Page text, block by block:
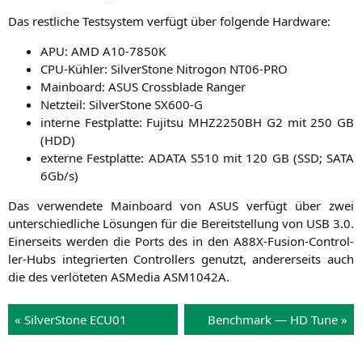
Das rest­li­che Test­sys­tem ver­fügt über fol­gen­de Hardware:
APU: AMD A10-7850K
CPU-Küh­ler: Sil­ver­Stone Nitro­gon NT06-PRO
Main­board: ASUS Cross­bla­de Ranger
Netz­teil: Sil­ver­Stone SX600‑G
inter­ne Fest­plat­te: Fuji­tsu MHZ2250BH G2 mit 250 GB
(HDD)
exter­ne Fest­plat­te: ADATA S510 mit 120 GB (SSD; SATA
6Gb/s)
Das ver­wen­de­te Main­board vonASUS ver­fügt über zwei
unter­schied­li­che Lösun­gen für die Bereit­stel­lung von USB 3.0.
Einer­seits wer­den die Ports des in den A88X-Fusi­on-Con­trol­
ler-Hubs inte­grier­ten Con­trol­lers genutzt, ande­rer­seits auch
die des ver­lö­te­ten ASMe­dia ASM1042A.
« Sil­ver­Stone ECU01 Bench­mark — HD Tune »